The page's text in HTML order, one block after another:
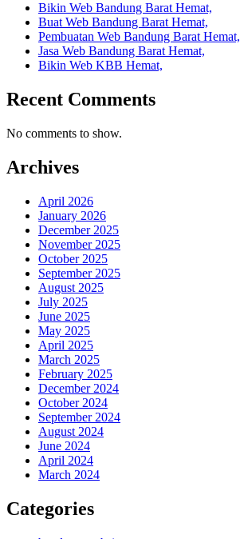
Bikin Web Bandung Barat Hemat,
Buat Web Bandung Barat Hemat,
Pembuatan Web Bandung Barat Hemat,
Jasa Web Bandung Barat Hemat,
Bikin Web KBB Hemat,
Recent Comments
No comments to show.
Archives
April 2026
January 2026
December 2025
November 2025
October 2025
September 2025
August 2025
July 2025
June 2025
May 2025
April 2025
March 2025
February 2025
December 2024
October 2024
September 2024
August 2024
June 2024
April 2024
March 2024
Categories